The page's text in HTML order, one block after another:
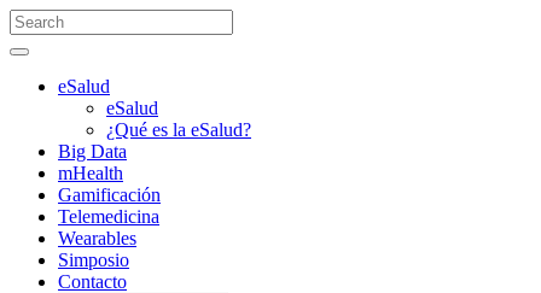
eSalud
eSalud
¿Qué es la eSalud?
Big Data
mHealth
Gamificación
Telemedicina
Wearables
Simposio
Contacto